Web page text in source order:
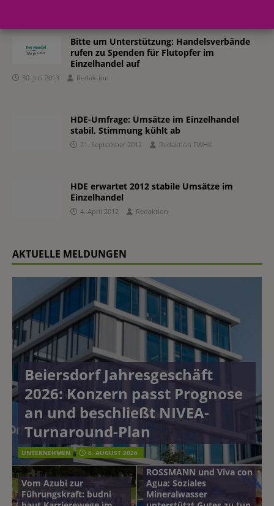
Bitte um Unterstützung: Handelsverbände
rufen zu Spenden für Flutopfer im
Einzelhandel auf
30. Juli 2013 Redaktion
HDE-Umfrage: Umsätze im Einzelhandel
stabil, Stimmung kühlt ab
21. September 2012 Redaktion FWHK
HDE erwartet 2012 stabile Umsätze im
Einzelhandel
4. April 2012 Redaktion
AKTUELLE MELDUNGEN
Beiersdorf Jahresgeschäft
2026: Konzern passt Prognose
an und beschließt NIVEA-
Turnaround-Plan
UNTERNEHMEN 6. AUGUST 2026
Vom Azubi zur
Führungskraft: budni
ROSSMANN und Viva con
Agua: Soziales
Mineralwasser